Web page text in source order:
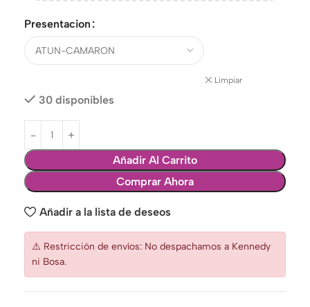
Presentacion
Limpiar
30 disponibles
Añadir Al Carrito
Comprar Ahora
Añadir a la lista de deseos
⚠️ Restricción de envíos: No despachamos a Kennedy
ni Bosa.